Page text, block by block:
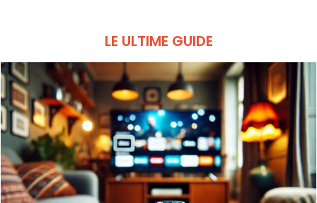
LE ULTIME GUIDE